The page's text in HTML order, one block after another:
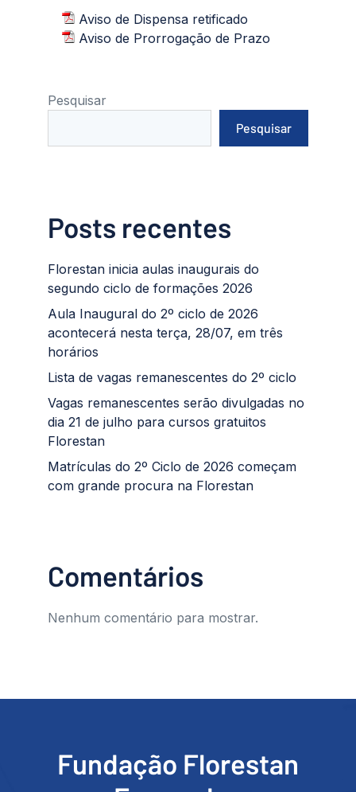
Aviso de Dispensa retificado
Aviso de Prorrogação de Prazo
Pesquisar
Pesquisar
Posts recentes
Florestan inicia aulas inaugurais do
segundo ciclo de formações 2026
Aula Inaugural do 2º ciclo de 2026
acontecerá nesta terça, 28/07, em três
horários
Lista de vagas remanescentes do 2º ciclo
Vagas remanescentes serão divulgadas no
dia 21 de julho para cursos gratuitos
Florestan
Matrículas do 2º Ciclo de 2026 começam
com grande procura na Florestan
Comentários
Nenhum comentário para mostrar.
Fundação Florestan